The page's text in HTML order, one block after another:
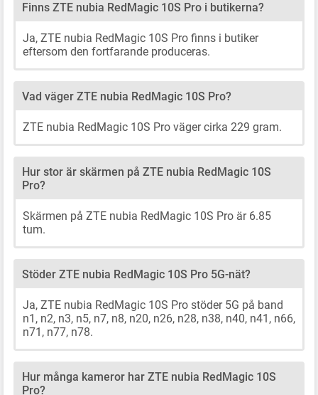
Finns ZTE nubia RedMagic 10S Pro i butikerna?
Ja, ZTE nubia RedMagic 10S Pro finns i butiker
eftersom den fortfarande produceras.
Vad väger ZTE nubia RedMagic 10S Pro?
ZTE nubia RedMagic 10S Pro väger cirka 229 gram.
Hur stor är skärmen på ZTE nubia RedMagic 10S
Pro?
Skärmen på ZTE nubia RedMagic 10S Pro är 6.85
tum.
Stöder ZTE nubia RedMagic 10S Pro 5G-nät?
Ja, ZTE nubia RedMagic 10S Pro stöder 5G på band
n1, n2, n3, n5, n7, n8, n20, n26, n28, n38, n40, n41, n66,
n71, n77, n78.
Hur många kameror har ZTE nubia RedMagic 10S
Pro?